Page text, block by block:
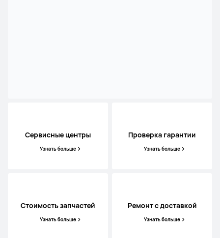
Сервисные центры
Узнать больше
Проверка гарантии
Узнать больше
Стоимость запчастей
Узнать больше
Ремонт с доставкой
Узнать больше